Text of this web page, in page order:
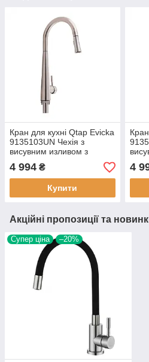
Кран для кухні Qtap Evicka
9135103UN Чехія з
висувним изливом з
нержавіючої сталі
4 994 ₴
Купити
4
Акційні пропозиції та
Супер ціна –20%